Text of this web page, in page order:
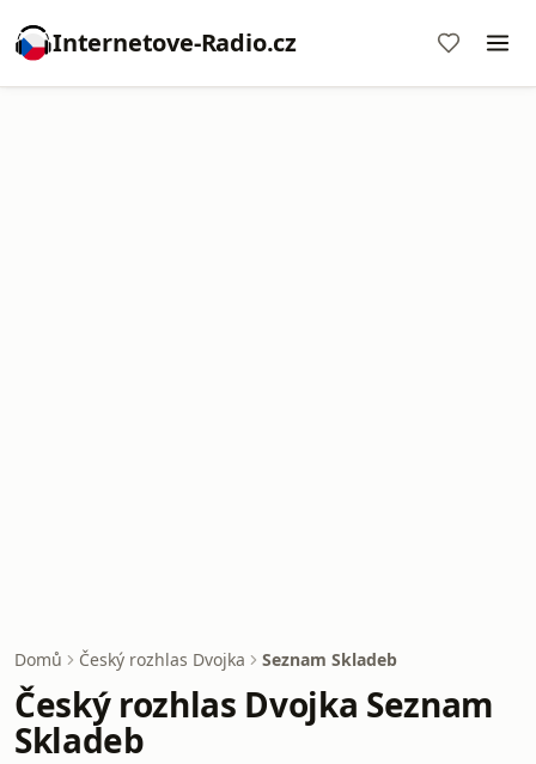
Internetove-Radio.cz
Domů Český rozhlas Dvojka Seznam Skladeb
Český rozhlas Dvojka Seznam
Skladeb